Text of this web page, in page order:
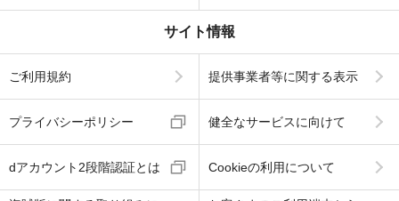
サイト情報
ご利用規約 提供事業者等に関する表示
プライバシーポリシー 健全なサービスに向けて
dアカウント2段階認証とは Cookieの利用について